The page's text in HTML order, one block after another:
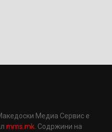
Медиа Сервис е
mms.mk . Содржини на